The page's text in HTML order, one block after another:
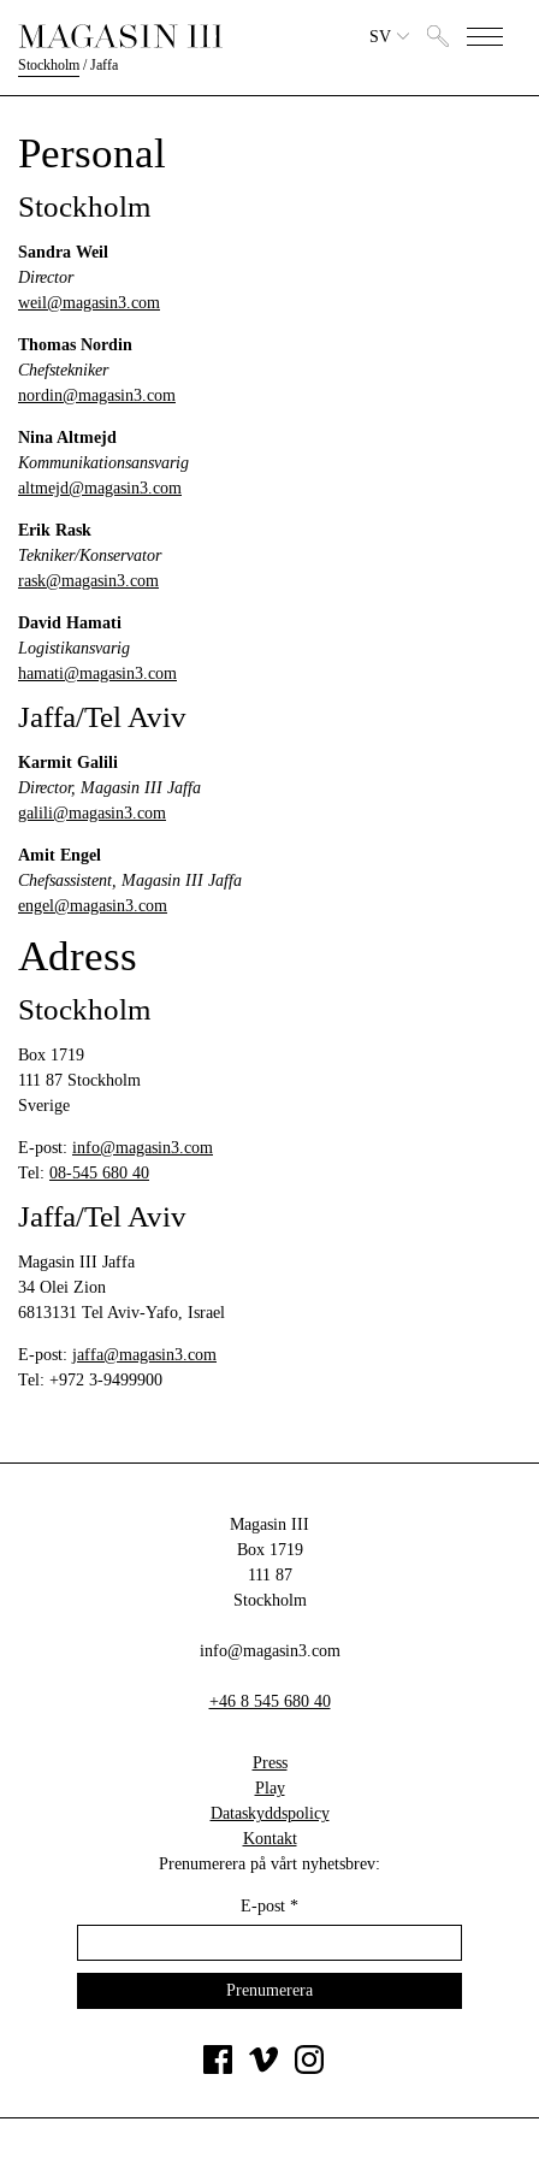
Stockholm /Jaffa
SV
Personal
Stockholm
Sandra Weil
Director
weil@magasin3.com
Thomas Nordin
Chefstekniker
nordin@magasin3.com
Nina Altmejd
Kommunikationsansvarig
altmejd@magasin3.com
Erik Rask
Tekniker/Konservator
rask@magasin3.com
David Hamati
Logistikansvarig
hamati@magasin3.com
Jaffa/Tel Aviv
Karmit Galili
Director, Magasin III Jaffa
galili@magasin3.com
Amit Engel
Chefsassistent, Magasin III Jaffa
engel@magasin3.com
Adress
Stockholm
Box 1719
111 87 Stockholm
Sverige
E-post: info@magasin3.com
Tel: ‭ 08-545 680 40
Jaffa/Tel Aviv
Magasin III Jaffa
34 Olei Zion
6813131 Tel Aviv-Yafo, Israel
E-post: jaffa@magasin3.com
Tel: ‭+972 3-9499900‬
Magasin III
Box 1719
111 87
Stockholm
info@magasin3.com
+46 8 545 680 40
Press
Play
Dataskyddspolicy
Kontakt
Prenumerera på vårt nyhetsbrev:
E-post *